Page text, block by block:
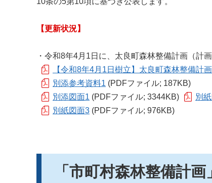
【更新状況】
・令和8年4月1日に、太良町森林整備計画（計
【令和8年4月1日樹立】太良町森林整備計
別添参考資料1 (PDFファイル; 187KB)
別添図面1 (PDFファイル; 3344KB) 別
別紙図面3 (PDFファイル; 976KB)
「市町村森林整備計画